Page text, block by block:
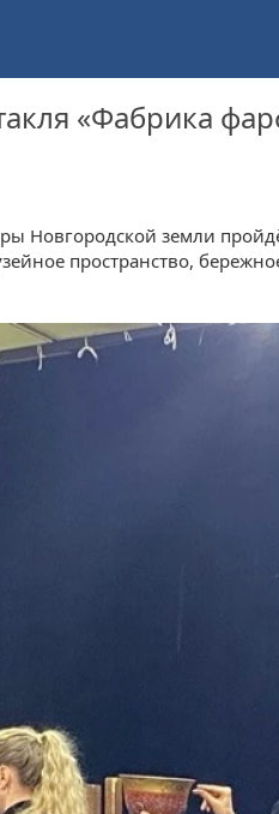
«Фабрика
Новгородской земли
пространство,